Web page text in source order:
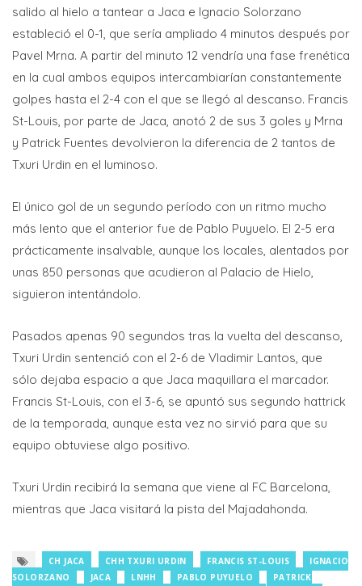
salido al hielo a tantear a Jaca e Ignacio Solorzano
estableció el 0-1, que sería ampliado 4 minutos después por
Pavel Mrna. A partir del minuto 12 vendría una fase frenética
en la cual ambos equipos intercambiarían constantemente
golpes hasta el 2-4 con el que se llegó al descanso. Francis
St-Louis, por parte de Jaca, anotó 2 de sus 3 goles y Mrna
y Patrick Fuentes devolvieron la diferencia de 2 tantos de
Txuri Urdin en el luminoso.
El único gol de un segundo período con un ritmo mucho
más lento que el anterior fue de Pablo Puyuelo. El 2-5 era
prácticamente insalvable, aunque los locales, alentados por
unas 850 personas que acudieron al Palacio de Hielo,
siguieron intentándolo.
Pasados apenas 90 segundos tras la vuelta del descanso,
Txuri Urdin sentenció con el 2-6 de Vladimir Lantos, que
sólo dejaba espacio a que Jaca maquillara el marcador.
Francis St-Louis, con el 3-6, se apuntó sus segundo hattrick
de la temporada, aunque esta vez no sirvió para que su
equipo obtuviese algo positivo.
Txuri Urdin recibirá la semana que viene al FC Barcelona,
mientras que Jaca visitará la pista del Majadahonda.
CH JACA CHH TXURI URDIN FRANCIS ST-LOUIS
IGNACIO
SOLORZANO
JACA LNHH PABLO PUYUELO
PATRICK